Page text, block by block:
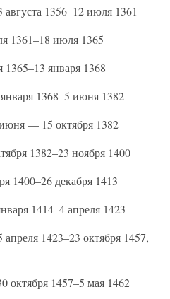
1356–12 июля 1361
1361–18 июля 1365
января 1368
1368–5 июня 1382
— 15 октября 1382
1382–23 ноября 1400
1400–26 декабря 1413
1414–4 апреля 1423
1423–23 октября 1457,
октября 1457–5 мая 1462